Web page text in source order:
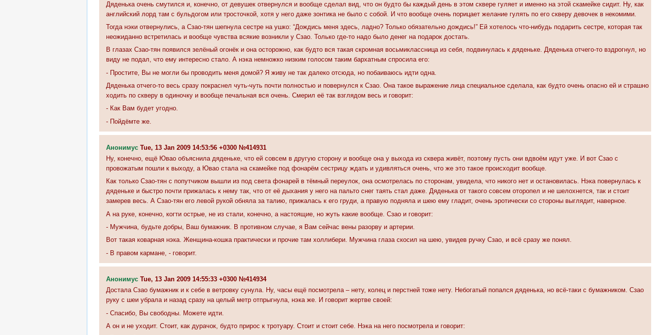
Дяденька очень смутился и, конечно, от девушек отвернулся и вообще сделал вид, что он будто бы каждый день в этом сквере гуляет и именно на этой скамейке сидит. Ну, как
английский лорд там с бульдогом или тросточкой, хотя у него даже зонтика не было с собой. И что вообще очень порицает желание гулять по его скверу девочек в некомими.
Тогда нэки отвернулись, а Сзао-тян шепнула сестре на ушко: “Дождись меня здесь, ладно? Только обязательно дождись!” Ей хотелось что-нибудь подарить сестре, которая так
неожиданно встретилась и вообще чувства всякие возникли у Сзао. Только где-то надо было денег на подарок достать.
В глазах Сзао-тян появился зелёный огонёк и она осторожно, как будто вся такая скромная восьмиклассница из себя, подвинулась к дяденьке. Дяденька отчего-то вздрогнул, но
виду не подал, что ему интересно стало. А нэка немножко низким голосом таким бархатным спросила его:
- Простите, Вы не могли бы проводить меня домой? Я живу не так далеко отсюда, но побаиваюсь идти одна.
Дяденька отчего-то весь сразу покраснел чуть-чуть почти полностью и повернулся к Сзао. Она такое выражение лица специальное сделала, как будто очень опасно ей и страшно
ходить по скверу в одиночку и вообще печальная вся очень. Смерил её так взглядом весь и говорит:
- Как Вам будет угодно.
- Пойдёмте же.
Анонимус Tue, 13 Jan 2009 14:53:56 +0300 №414931
Ну, конечно, ещё Ювао объяснила дяденьке, что ей совсем в другую сторону и вообще она у выхода из сквера живёт, поэтому пусть они вдвоём идут уже. И вот Сзао с
провожатым пошли к выходу, а Ювао стала на скамейке под фонарём сестрицу ждать и удивляться очень, что же это такое происходит вообще.
Как только Сзао-тян с попутчиком вышли из под света фонарей в тёмный переулок, она осмотрелась по сторонам, увидела, что никого нет и остановилась. Нэка повернулась к
дяденьке и быстро почти прижалась к нему так, что от её дыхания у него на пальто снег таять стал даже. Дяденька от такого совсем оторопел и не шелохнется, так и стоит
замерев весь. А Сзао-тян его левой рукой обняла за талию, прижалась к его груди, а правую подняла и шею ему гладит, очень эротически со стороны выглядит, наверное.
А на руке, конечно, когти острые, не из стали, конечно, а настоящие, но жуть какие вообще. Сзао и говорит:
- Мужчина, будьте добры, Ваш бумажник. В противном случае, я Вам сейчас вены разорву и артерии.
Вот такая коварная нэка. Женщина-кошка практически и прочие там холлибери. Мужчина глаза скосил на шею, увидев ручку Сзао, и всё сразу же понял.
- В правом кармане, - говорит.
Анонимус Tue, 13 Jan 2009 14:55:33 +0300 №414934
Достала Сзао бумажник и к себе в ветровку сунула. Ну, часы ещё посмотрела – нету, колец и перстней тоже нету. Небогатый попался дяденька, но всё-таки с бумажником. Сзао
руку с шеи убрала и назад сразу на целый метр отпрыгнула, нэка же. И говорит жертве своей:
- Спасибо, Вы свободны. Можете идти.
А он и не уходит. Стоит, как дурачок, будто прирос к тротуару. Стоит и стоит себе. Нэка на него посмотрела и говорит: